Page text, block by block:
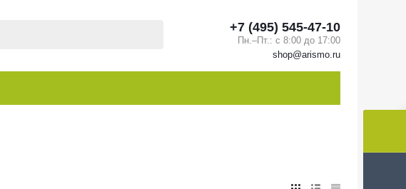
+7 (495) 545-47-10
Пн.–Пт.: с 8:00 до 17:00
shop@arismo.ru